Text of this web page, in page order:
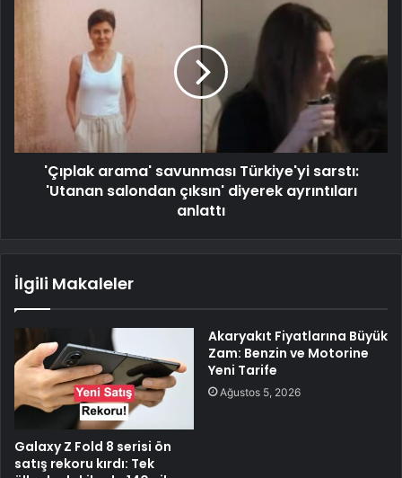
'Çıplak arama' savunması Türkiye'yi sarstı:
'Utanan salondan çıksın' diyerek ayrıntıları
anlattı
İlgili Makaleler
Galaxy Z Fold 8 serisi ön
satış rekoru kırdı: Tek
Akaryakıt Fiyatlarına Büyük
Zam: Benzin ve Motorine
Yeni Tarife
Ağustos 5, 2026